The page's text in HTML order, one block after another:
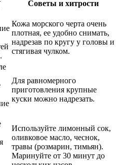
Советы и хитрости
Кожа морского черта очень
плотная, ее удобно снимать,
надрезав по кругу у головы и
стягивая чулком.
Для равномерного
приготовления крупные
куски можно надрезать.
Используйте лимонный сок,
оливковое масло, чеснок,
травы (розмарин, тимьян).
Маринуйте от 30 минут до